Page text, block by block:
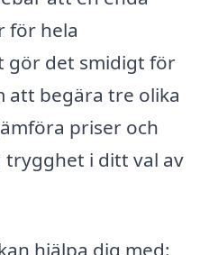
för hela
gör det smidigt för
att begära tre olika
priser och
trygghet i ditt val av
hjälpa dig med: